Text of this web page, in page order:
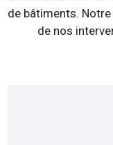
de bâtiments.
de nos